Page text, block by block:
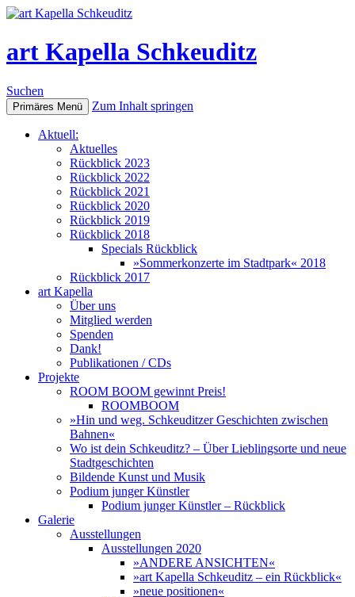
art Kapella Schkeuditz
Suchen
Primäres Menü Zum Inhalt springen
Aktuell:
Aktuelles
Rückblick 2023
Rückblick 2022
Rückblick 2021
Rückblick 2020
Rückblick 2019
Rückblick 2018
Specials Rückblick
»Sommerkonzerte im Stadtpark« 2018
Rückblick 2017
art Kapella
Über uns
Mitglied werden
Spenden
Dank!
Publikationen / CDs
Projekte
ROOM BOOM gewinnt Preis!
ROOMBOOM
»Hin und weg. Schkeuditzer Geschichten zwischen
Bahnen«
Wo ist dein Schkeuditz? – Über Lieblingsorte und neue
Stadtgeschichten
Bildende Kunst und Musik
Podium junger Künstler
Podium junger Künstler – Rückblick
Galerie
Ausstellungen
Ausstellungen 2020
»ANDERE ANSICHTEN«
»art Kapella Schkeuditz – ein Rückblick«
»neue positionen«